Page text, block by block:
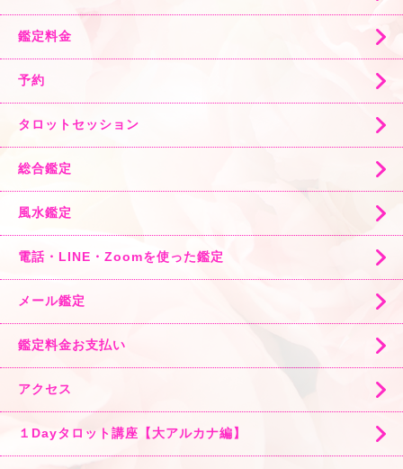
鑑定料金
予約
タロットセッション
総合鑑定
風水鑑定
電話・LINE・Zoomを使った鑑定
メール鑑定
鑑定料金お支払い
アクセス
１Dayタロット講座【大アルカナ編】